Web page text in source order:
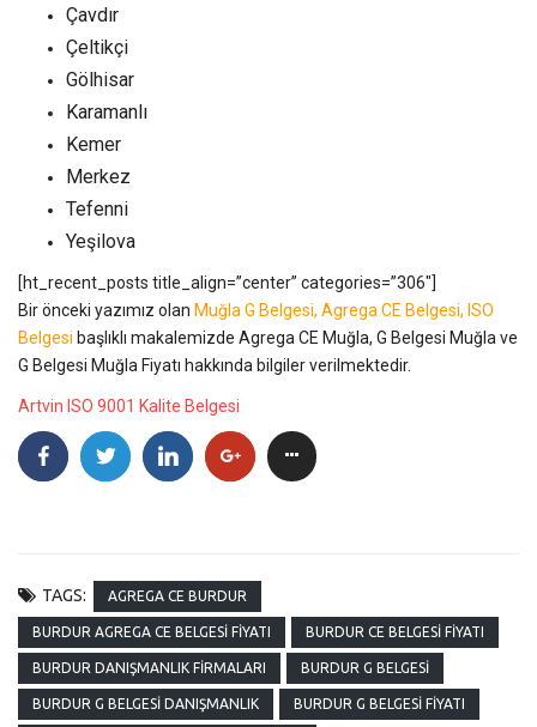
Çavdır
Çeltikçi
Gölhisar
Karamanlı
Kemer
Merkez
Tefenni
Yeşilova
[ht_recent_posts title_align=”center” categories=”306″]
Bir önceki yazımız olan Muğla G Belgesi, Agrega CE Belgesi, ISO
Belgesi başlıklı makalemizde Agrega CE Muğla, G Belgesi Muğla ve
G Belgesi Muğla Fiyatı hakkında bilgiler verilmektedir.
Artvin ISO 9001 Kalite Belgesi
TAGS: AGREGA CE BURDUR
BURDUR AGREGA CE BELGESI FIYATI BURDUR CE BELGESI FIYATI
BURDUR DANIŞMANLIK FIRMALARI BURDUR G BELGESI
BURDUR G BELGESI DANIŞMANLIK BURDUR G BELGESI FIYATI